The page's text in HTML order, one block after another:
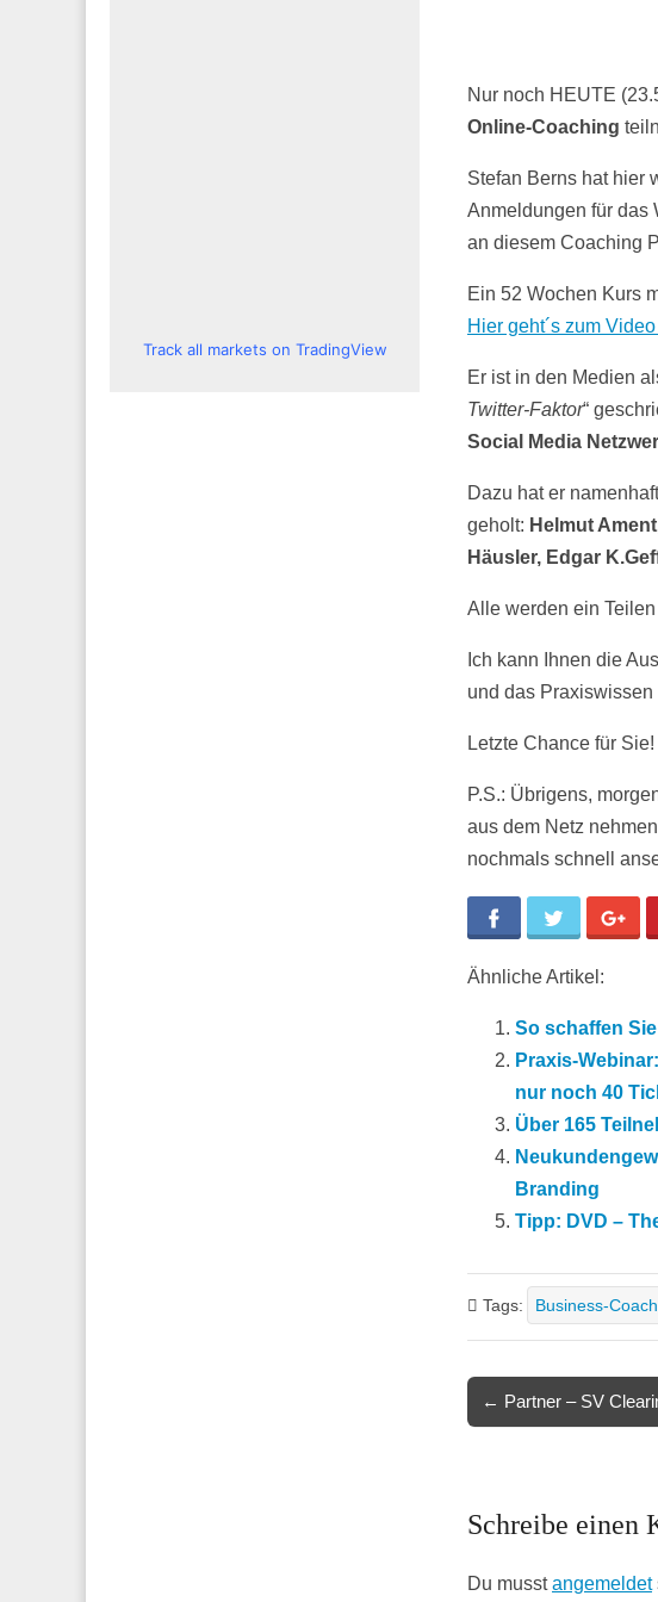
Nur noch HEUTE
Online-Coaching
Stefan Berns hat hier
Anmeldungen für das
an diesem Coaching
Ein 52 Wochen Kurs
Hier geht´s zum
Er ist in den Medien
Twitter-Faktor“
Social Media
Dazu hat er
geholt: Helmut
Häusler, Edgar
Alle werden ein
Ich kann Ihnen die
und das
Letzte Chance für
P.S.: Übrigens,
aus dem Netz
nochmals schnell
Facebook Twitter
Ähnliche Artikel:
So schaffen
Praxis-
nur noch 40
Über 165
Branding
Tipp: DVD –
Tags: Business-
navigation
← Partner – SV
Schreibe einen
Du musstangemeldet
Track all markets on TradingView